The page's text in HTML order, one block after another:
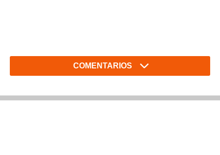
COMENTARIOS